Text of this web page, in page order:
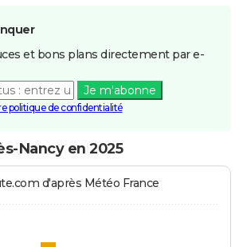
et bons plans directement par e-
Je m'abonne
politique de confidentialité
Nancy en 2025
d'après Météo France